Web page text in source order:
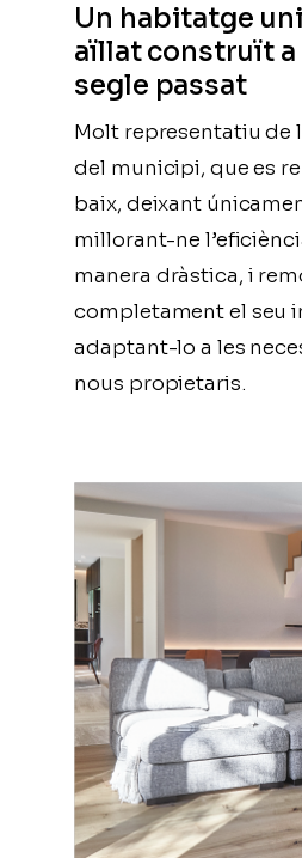
Un habitatge
aïllat construït
segle passat
Molt representatiu de
del municipi, que es
baix, deixant
millorant-ne
manera dràstica, i
completament el seu
adaptant-lo a les
nous propietaris.